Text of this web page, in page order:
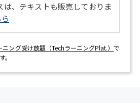
、テキストも販売しておりま
ニング受け放題（TechラーニングPlat.）で
。